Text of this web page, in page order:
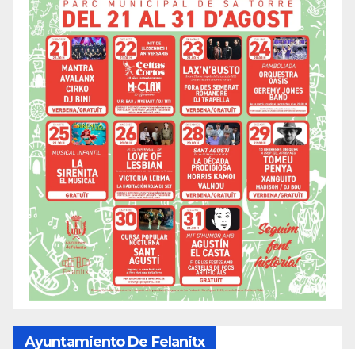
Ayuntamiento De Felanitx